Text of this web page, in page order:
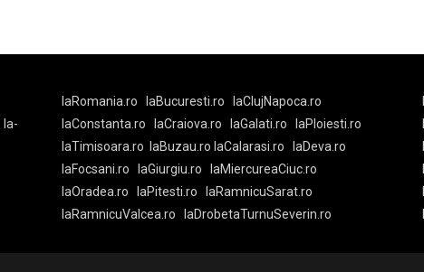
la-
laRomania.ro laBucuresti.ro
laClujNapoca.ro
laConstanta.ro
laCraiova.ro laGalati.ro
laPloiesti.ro
laTimisoara.ro
laBuzau.ro laCalarasi.ro
laDeva.ro
laFocsani.ro
laGiurgiu.ro
laMiercureaCiuc.ro
laOradea.ro
laPitesti.ro
laRamnicuSarat.ro
laRamnicuValcea.ro
laDrobetaTurnuSeverin.ro